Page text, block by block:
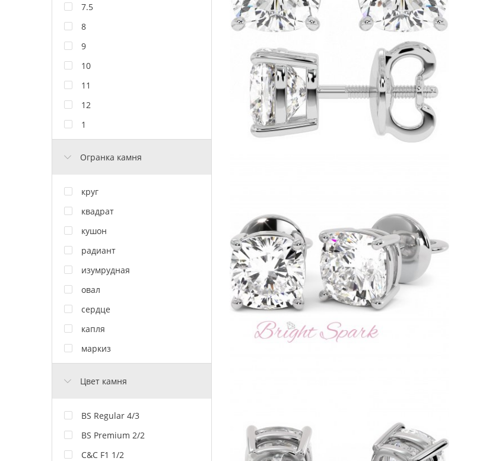
7.5
8
9
10
11
12
1
Огранка камня
круг
квадрат
кушон
радиант
изумрудная
овал
сердце
капля
маркиз
Цвет камня
BS Regular 4/3
BS Premium 2/2
C&C F1 1/2